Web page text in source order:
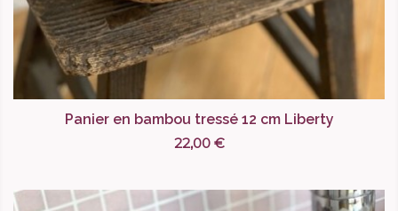
Panier en bambou tressé 12 cm Liberty
22,00 €